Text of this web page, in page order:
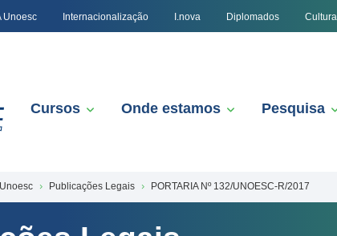
Unoesc Internacionalização I.nova Diplomados Cultura
Cursos Onde estamos Pesquisa
Publicações Legais PORTARIA Nº 132/UNOESC-R/2017